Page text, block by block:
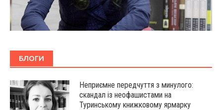
БЛОГИ
Неприємне передчуття з минулого:
скандал із неофашистами на
Туринському книжковому ярмарку